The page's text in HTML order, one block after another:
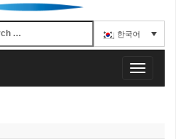
학과
한국어
T
o